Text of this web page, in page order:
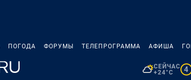
ПОГОДА ФОРУМЫ ТЕЛЕПРОГРАММА АФИША
СЕЙЧАС
+24°C
4